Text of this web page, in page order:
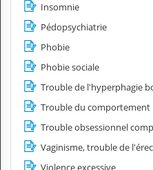
Insomnie
Pédopsychiatrie
Phobie
Phobie sociale
Trouble de l'hyperphagie
Trouble du comportement
Trouble obsessionnel
Vaginisme, trouble de